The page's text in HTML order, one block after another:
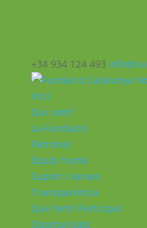
+34 934 124 493
Inici
Qui som?
La Fundació
Patronat
Equip humà
Suport i xarxes
Transparència
Què fem? Participa!
Oportunitats